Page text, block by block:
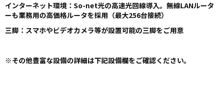
インターネット環境：So-net光の高速光回線導入。無線LANルータ
ーも業務用の高価格ルータを採用（最大256台接続）
三脚：スマホやビデオカメラ等が設置可能の三脚をご用意
※その他豊富な設備の詳細は下記設備欄をご確認ください。